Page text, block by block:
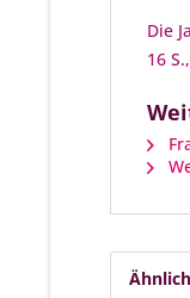
Die
16